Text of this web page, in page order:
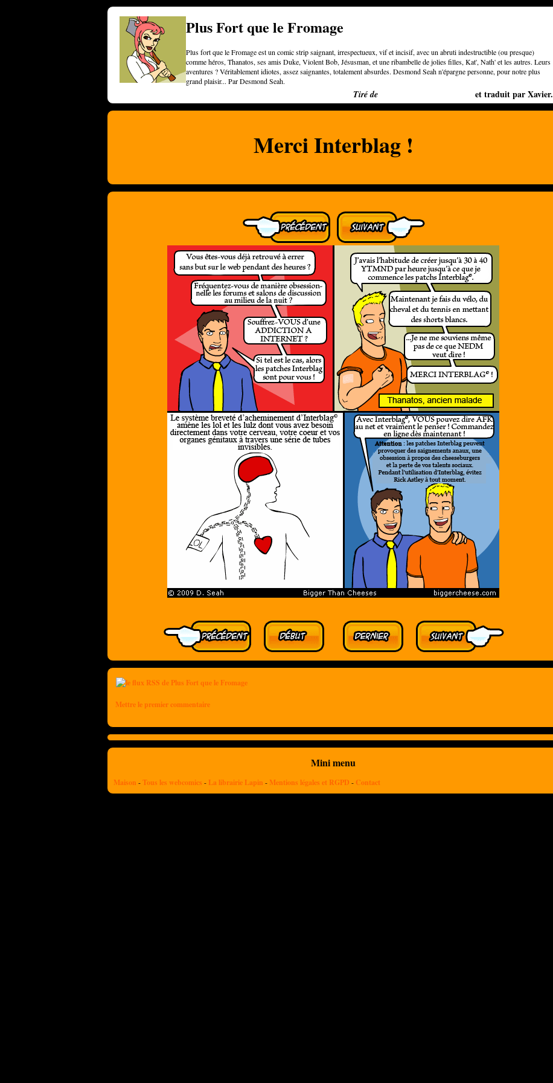
Plus Fort que le Fromage
Plus fort que le Fromage est un comic strip saignant, irrespectueux, vif et incisif, avec un abruti indestructible (ou presque)
comme héros, Thanatos, ses amis Duke, Violent Bob, Jésusman, et une ribambelle de jolies filles, Kat', Nath' et les autres. Leurs
aventures ? Véritablement idiotes, assez saignantes, totalement absurdes. Desmond Seah n'épargne personne, pour notre plus
grand plaisir... Par Desmond Seah.
Tiré de et traduit par Xavier.
Merci Interblag !
Mettre le premier commentaire
Mini menu
Maison -Tous les webcomics - La librairie Lapin - Mentions légales et RGPD - Contact